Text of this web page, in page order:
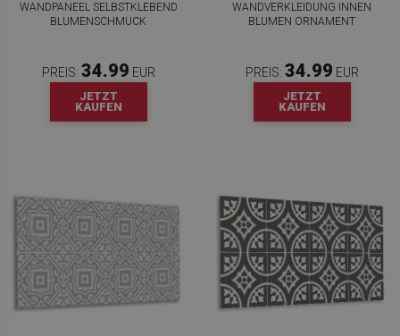
WANDPANEEL SELBSTKLEBEND
BLUMENSCHMUCK
PREIS: 34.99 EUR
JETZT
KAUFEN
WANDVERKLEIDUNG INNEN
BLUMEN ORNAMENT
PREIS: 34.99 EUR
JETZT
KAUFEN